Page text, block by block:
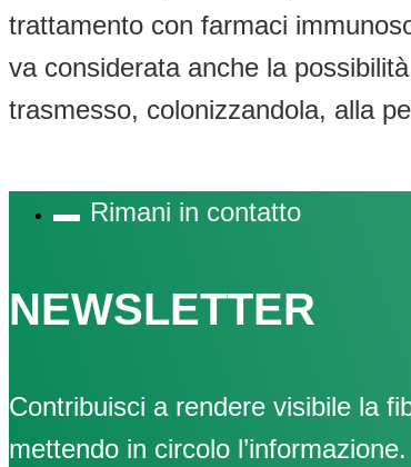
trattamento con farmaci
va considerata anche la
trasmesso, colonizzandola, alla
Rimani in contatto
NEWSLETTER
Contribuisci a rendere visibile la
mettendo in circolo l’informazione.